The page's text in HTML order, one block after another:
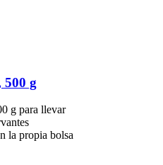
500 g
g para llevar
la propia bolsa